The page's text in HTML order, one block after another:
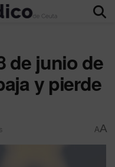
de junio de
y pierde
AA